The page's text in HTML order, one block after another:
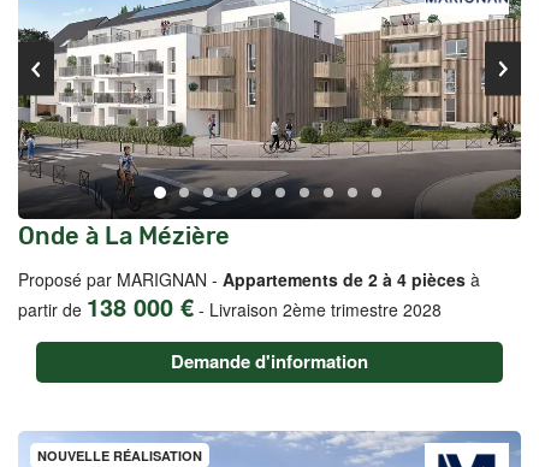
Onde à La Mézière
Proposé par MARIGNAN - Appartements de 2 à 4 pièces à
partir de 138 000 € - Livraison 2ème trimestre 2028
Demande d'information
NOUVELLE RÉALISATION